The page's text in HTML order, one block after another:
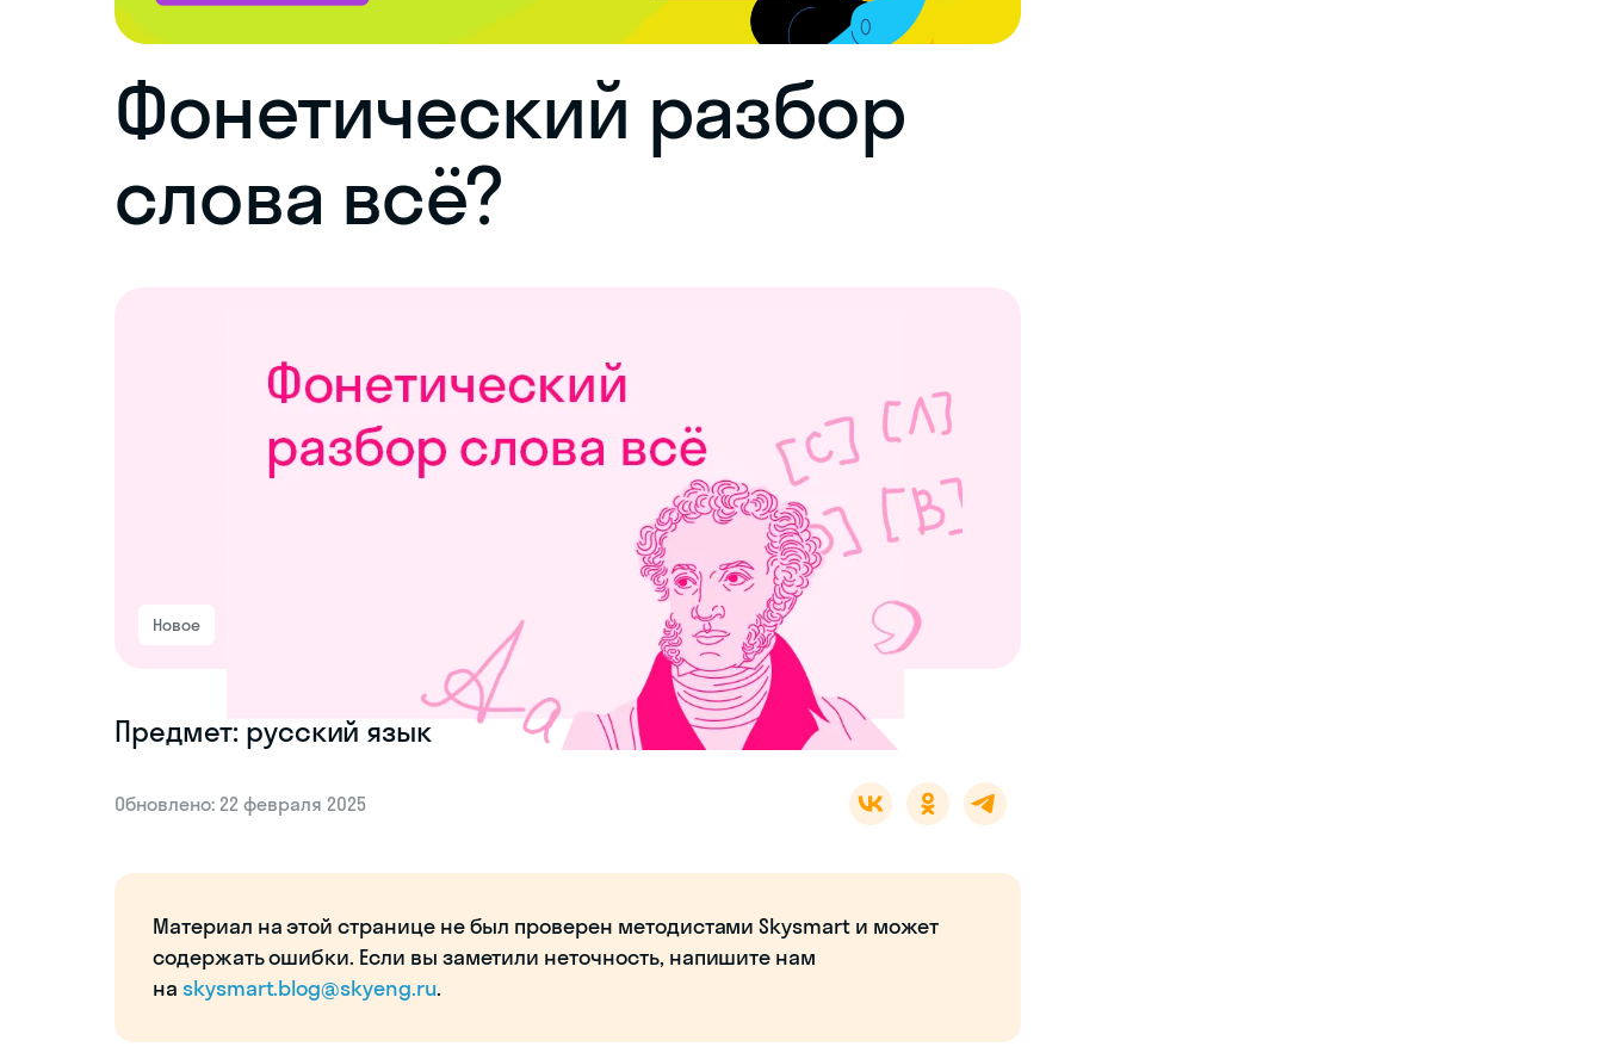
Фонетический разбор
слова всё?
Новое
Предмет: русский язык
Обновлено: 22 февраля 2025
Материал на этой странице не был проверен методистами Skysmart и может
содержать ошибки. Если вы заметили неточность, напишите нам
на skysmart.blog@skyeng.ru.